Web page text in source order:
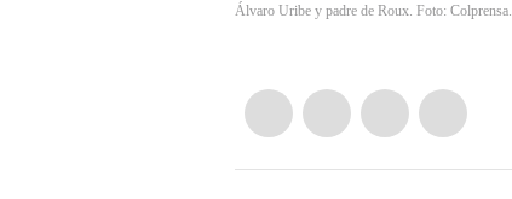
Álvaro Uribe y padre de Roux. Foto: Colprensa.